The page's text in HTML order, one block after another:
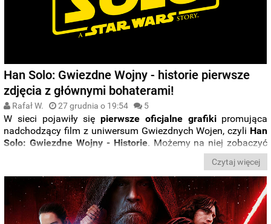
Han Solo: Gwiezdne Wojny - historie pierwsze
zdjęcia z głównymi bohaterami!
Rafał W. 27 grudnia o 19:54 5
W sieci pojawiły siępierwsze oficjalne grafikipromująca
nadchodzący film z uniwersum Gwiezdnych Wojen, czyli Han
Solo: Gwiezdne Wojny - Historie. Możemy na niej zobaczyć
głównych bohaterów, a także kultowego Sokoła Millenium.
Czytaj więcej